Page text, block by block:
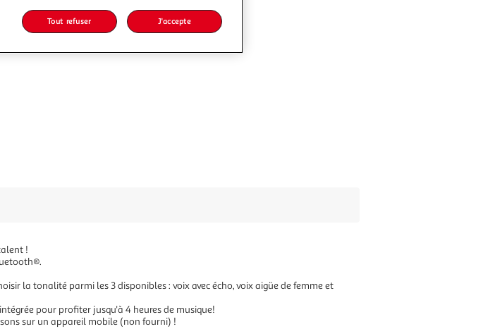
!
la tonalité parmi les 3 disponibles : voix avec écho, voix aigüe de femme et
pour profiter jusqu'à 4 heures de musique!
sur un appareil mobile (non fourni) !
Tout refuser J'accepte